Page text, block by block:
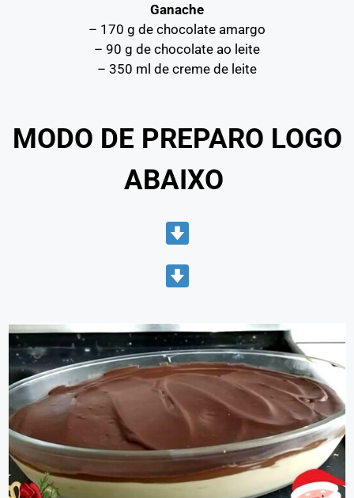
Ganache
– 170 g de chocolate amargo
– 90 g de chocolate ao leite
– 350 ml de creme de leite
MODO DE PREPARO LOGO
ABAIXO